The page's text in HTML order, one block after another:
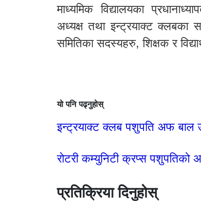
माध्यमिक विद्यालयका
अध्यक्ष तथा इन्ट्रयाक्ट क्लबका
समितिका सदस्यहरु, शिक्षक र
यो पनि पढ्नुहोस्
इन्ट्रयाक्ट क्लब पशुपति अफ बाल
रोटरी कम्युनिटी क्रप्स पशुपतिको
प्रतिक्रिया दिनुहोस्